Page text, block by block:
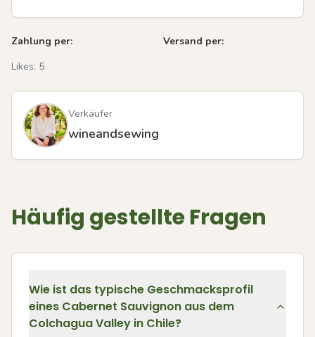
Zahlung per:
Versand per:
Likes: 5
Verkäufer
wineandsewing
Häufig gestellte Fragen
Wie ist das typische Geschmacksprofil
eines Cabernet Sauvignon aus dem
Colchagua Valley in Chile?